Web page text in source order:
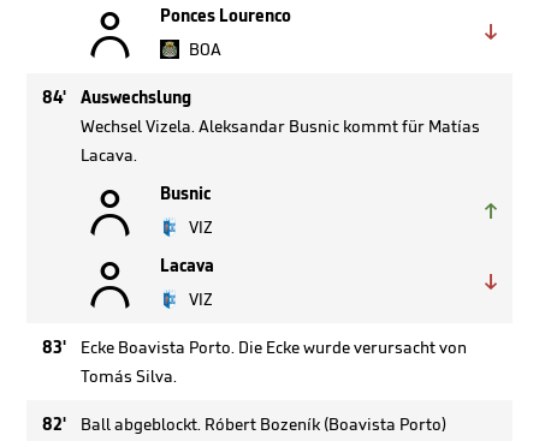

Ponces Lourenco
BOA

84'
Auswechslung
Wechsel Vizela. Aleksandar Busnic kommt für Matías
Lacava.

Busnic
VIZ


Lacava
VIZ

83'
Ecke Boavista Porto. Die Ecke wurde verursacht von
Tomás Silva.
82'
Ball abgeblockt. Róbert Bozeník (Boavista Porto)